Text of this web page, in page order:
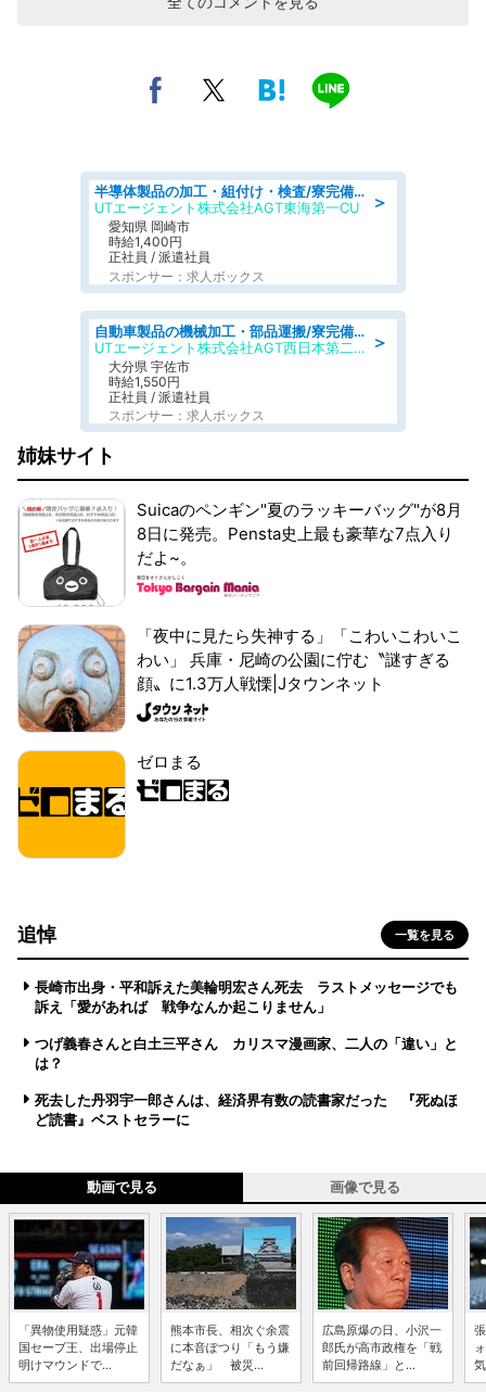
＞
半導体製品の加工・組付け・検査/寮完備/日勤/日払い/工場・製造
UTエージェント株式会社AGT東海第一CU
愛知県 岡崎市
時給1,400円
正社員 / 派遣社員
スポンサー：求人ボックス
＞
自動車製品の機械加工・部品運搬/寮完備/日払い/工場・製造
UTエージェント株式会社AGT西日本第二CU
大分県 宇佐市
時給1,550円
正社員 / 派遣社員
スポンサー：求人ボックス
姉妹サイト
Suicaのペンギン"夏のラッキーバッグ"が8月
8日に発売。Pensta史上最も豪華な7点入り
だよ~。
「夜中に見たら失神する」「こわいこわいこ
わい」 兵庫・尼崎の公園に佇む〝謎すぎる
顔〟に1.3万人戦慄|Jタウンネット
ゼロまる
追悼 一覧を見る
長崎市出身・平和訴えた美輪明宏さん死去 ラストメッセージでも
訴え「愛があれば 戦争なんか起こりません」
つげ義春さんと白土三平さん カリスマ漫画家、二人の「違い」と
は？
死去した丹羽宇一郎さんは、経済界有数の読書家だった 『死ぬほ
ど読書』ベストセラーに
動画で見る 画像で見る
「異物使用疑惑」元韓
国セーブ王、出場停止
明けマウンドで...
熊本市長、相次ぐ余震
に本音ぽつり「もう嫌
だなぁ」 被災...
広島原爆の日、小沢一
郎氏が高市政権を「戦
前回帰路線」と...